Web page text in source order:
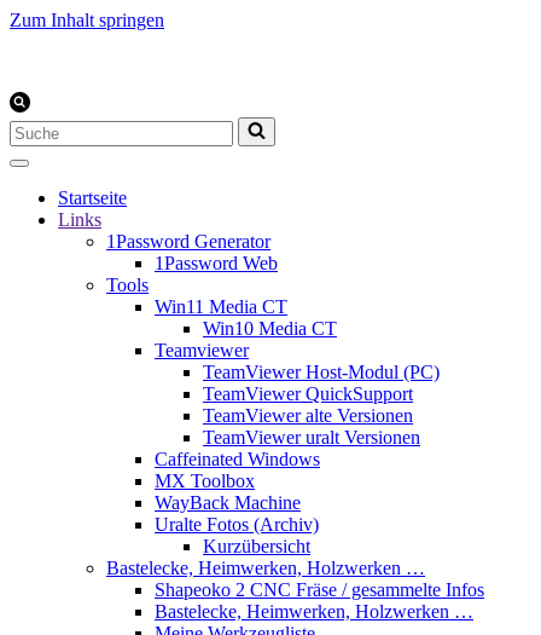
Zum Inhalt springen
Suchen
nach …
Startseite
Links
1Password Generator
1Password Web
Tools
Win11 Media CT
Win10 Media CT
Teamviewer
TeamViewer Host-Modul (PC)
TeamViewer QuickSupport
TeamViewer alte Versionen
TeamViewer uralt Versionen
Caffeinated Windows
MX Toolbox
WayBack Machine
Uralte Fotos (Archiv)
Kurzübersicht
Bastelecke, Heimwerken, Holzwerken …
Shapeoko 2 CNC Fräse / gesammelte Infos
Bastelecke, Heimwerken, Holzwerken …